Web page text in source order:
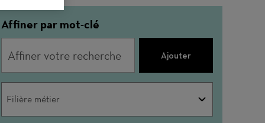
Affiner par mot-clé
Ajouter
Filière métier